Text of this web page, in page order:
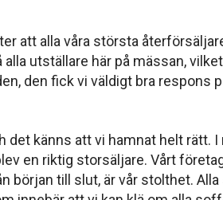
att alla våra största
utställare här på mässan,
den fick vi väldigt bra respons
det känns att vi hamnat helt
en riktig storsäljare. Vårt
början till slut, är vår stolthet.